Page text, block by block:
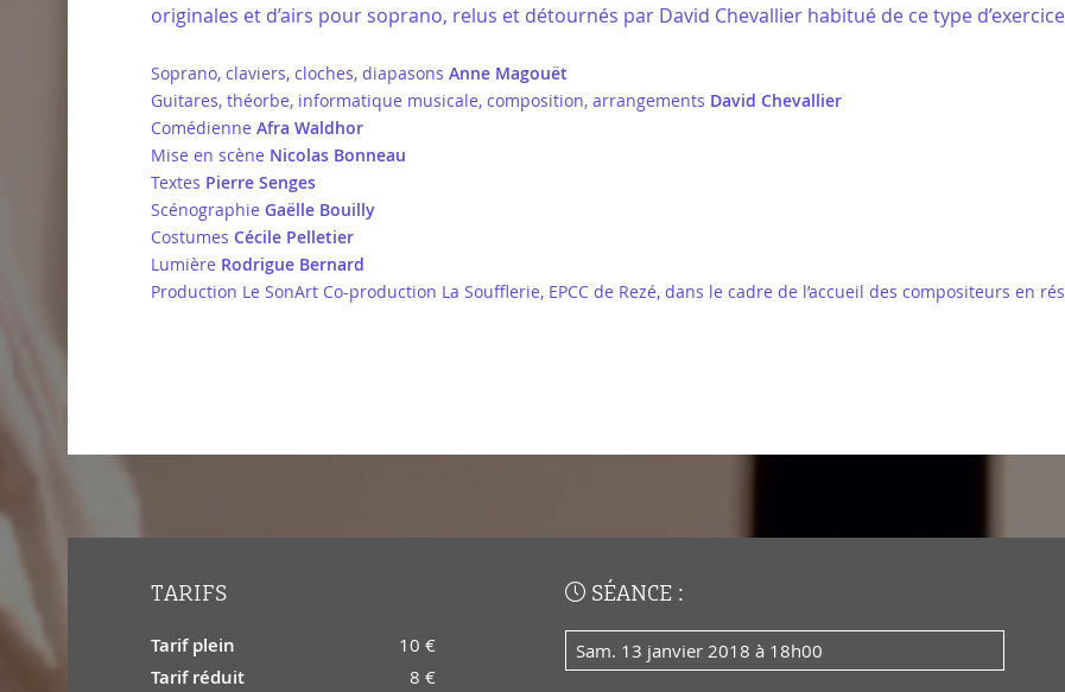
originales et d’airs pour soprano, relus et détournés par David Chevallier habitué de ce type
Soprano, claviers, cloches, diapasons Anne Magouët
Guitares, théorbe, informatique musicale, composition, arrangements David Chevallier
Comédienne Afra Waldhor
Mise en scène Nicolas Bonneau
Textes Pierre Senges
Scénographie Gaëlle Bouilly
Costumes Cécile Pelletier
Lumière Rodrigue Bernard
Production Le SonArt Co-production La Soufflerie, EPCC de Rezé, dans le cadre de l’accueil des compositeurs en
TARIFS
Tarif plein 10 €
Tarif réduit 8 €
SÉANCE :
sam. 13 janvier 2018 à 18h00